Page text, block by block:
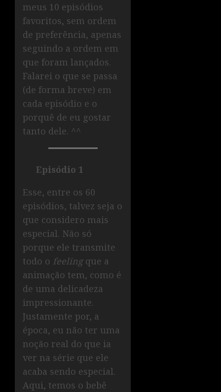
meus 10 episódios
favoritos, sem ordem
de preferência, apenas
seguindo a ordem em
que foram lançados.
Falarei o que se passa
(de forma breve) em
cada episódio e o
porquê de eu gostar
tanto dele. ^^
Episódio 1
Esse, entre os 60
episódios, talvez seja o
que considero mais
especial. Não só
porque ele transmite
todo o feelingque a
animação tem, como é
de uma delicadeza
impressionante.
Justamente por, a
época, eu não ter uma
noção real do que ia
ver na série que ele
acaba sendo especial.
Aqui, temos o bebê